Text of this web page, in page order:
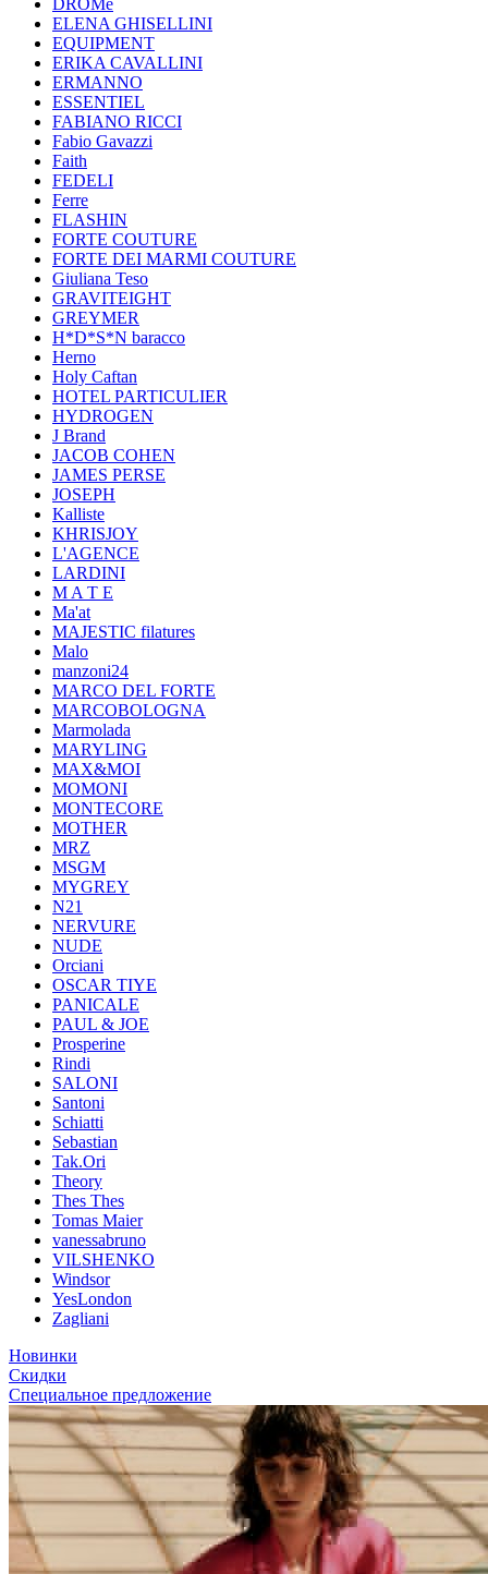
DROMe
ELENA GHISELLINI
EQUIPMENT
ERIKA CAVALLINI
ERMANNO
ESSENTIEL
FABIANO RICCI
Fabio Gavazzi
Faith
FEDELI
Ferre
FLASHIN
FORTE COUTURE
FORTE DEI MARMI COUTURE
Giuliana Teso
GRAVITEIGHT
GREYMER
H*D*S*N baracco
Herno
Holy Caftan
HOTEL PARTICULIER
HYDROGEN
J Brand
JACOB COHEN
JAMES PERSE
JOSEPH
Kalliste
KHRISJOY
L'AGENCE
LARDINI
M A T E
Ma'at
MAJESTIC filatures
Malo
manzoni24
MARCO DEL FORTE
MARCOBOLOGNA
Marmolada
MARYLING
MAX&MOI
MOMONI
MONTECORE
MOTHER
MRZ
MSGM
MYGREY
N21
NERVURE
NUDE
Orciani
OSCAR TIYE
PANICALE
PAUL & JOE
Prosperine
Rindi
SALONI
Santoni
Schiatti
Sebastian
Tak.Ori
Theory
Thes Thes
Tomas Maier
vanessabruno
VILSHENKO
Windsor
YesLondon
Zagliani
Новинки
Скидки
Специальное предложение